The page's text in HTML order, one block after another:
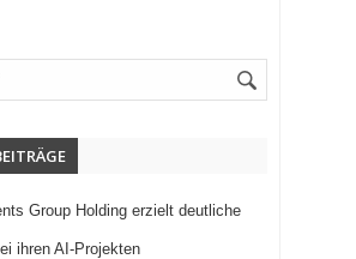
Group Holding erzielt deutliche
ihren AI-Projekten